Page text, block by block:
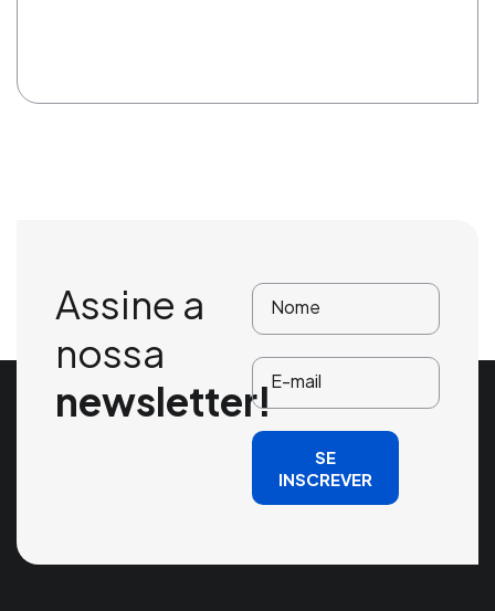
Assine a
nossa
newsletter!
SE
INSCREVER